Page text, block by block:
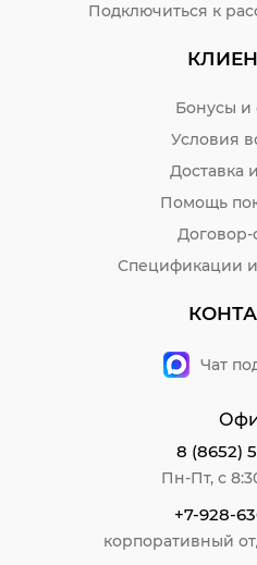
Подключиться к
Бонусы и
Условия
Доставка
Помощь
Договор-
Спецификации
Чат
8 (8652)
Пн-Пт, с
+7-928-
корпоративный